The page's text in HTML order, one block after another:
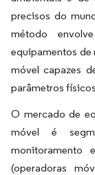
precisos do
método
equipamentos de
móvel capazes
parâmetros
O mercado de
móvel é
monitoramento
(operadoras